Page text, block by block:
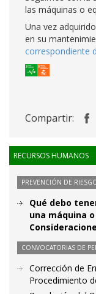
las máquinas o
Una vez
en su
correspondiente
Compartir:
RECURSOS HUMANOS
PREVENCIÓN DE
Qué debo
una máquina
CONVOCATORIAS DE
Corrección de
Procedimiento